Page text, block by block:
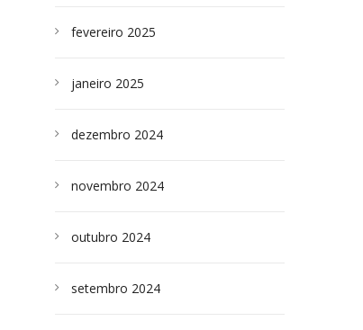
fevereiro 2025
janeiro 2025
dezembro 2024
novembro 2024
outubro 2024
setembro 2024